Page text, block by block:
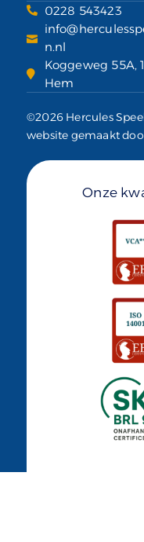
0228 543423
n.nl
Koggeweg 55A,
Hem
©2026 Hercules
website gemaakt
Onze